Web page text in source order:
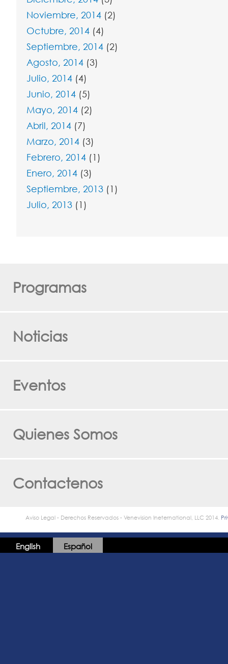
English Español
Noviembre, 2014 (2)
Octubre, 2014 (4)
Septiembre, 2014 (2)
Agosto, 2014 (3)
Julio, 2014 (4)
Junio, 2014 (5)
Mayo, 2014 (2)
Abril, 2014 (7)
Marzo, 2014 (3)
Febrero, 2014 (1)
Enero, 2014 (3)
Septiembre, 2013 (1)
Julio, 2013 (1)
Programas
Noticias
Eventos
Quienes Somos
Contactenos
Aviso Legal - Derechos Reservados - Venevision Ineternational, LLC 2014.